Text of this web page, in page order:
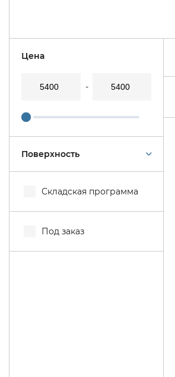
Цена
Поверхность
Складская программа
Под заказ